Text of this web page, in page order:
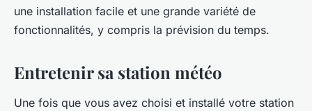
une installation facile et une grande variété de
fonctionnalités, y compris la prévision du temps.
Entretenir sa station météo
Une fois que vous avez choisi et installé votre station